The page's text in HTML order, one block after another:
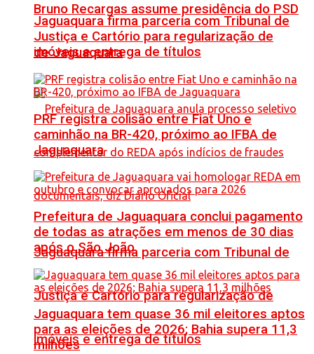
Bruno Recargas assume presidência do PSD
de Jaguaquara
Jaguaquara firma parceria com Tribunal de
Justiça e Cartório para regularização de
imóveis e entrega de títulos
Jaguaquara firma parceria com Tribunal de
Justiça e Cartório para regularização de
imóveis e entrega de títulos
PRF registra colisão entre Fiat Uno e
caminhão na BR-420, próximo ao IFBA de
Jaguaquara
Prefeitura de Jaguaquara conclui pagamento
de todas as atrações em menos de 30 dias
após o São João
Jaguaquara tem quase 36 mil eleitores aptos
para as eleições de 2026; Bahia supera 11,3
milhões